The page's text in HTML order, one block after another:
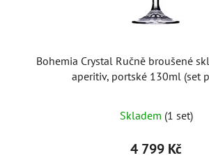
Bohemia Crystal Ručně broušené
aperitiv, portské 130ml (set
Skladem (1 set)
4 799 Kč